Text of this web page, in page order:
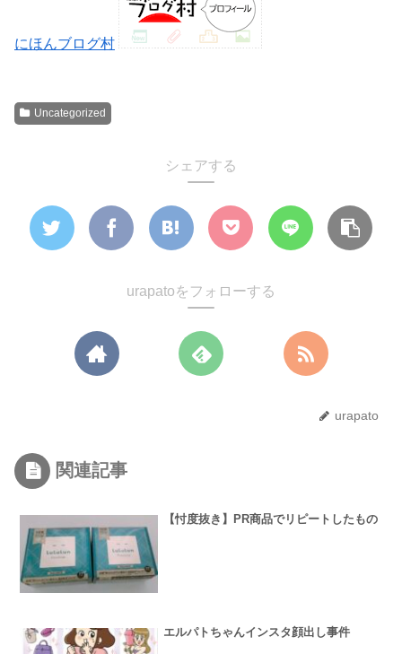
にほんブログ村
Uncategorized
シェアする
urapatoをフォローする
urapato
関連記事
【忖度抜き】PR商品でリピートしたもの
エルパトちゃんインスタ顔出し事件